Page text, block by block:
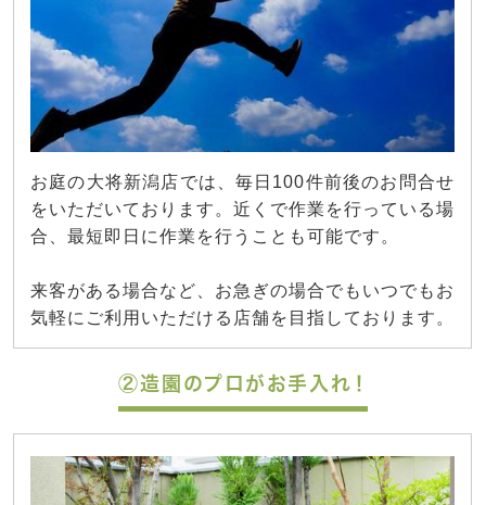
お庭の大将新潟店では、毎日100件前後のお問合せ
をいただいております。近くで作業を行っている場
合、最短即日に作業を行うことも可能です。
来客がある場合など、お急ぎの場合でもいつでもお
気軽にご利用いただける店舗を目指しております。
②造園のプロがお手入れ！